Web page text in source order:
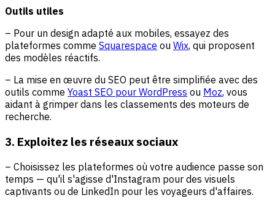
Outils utiles
– Pour un design adapté aux mobiles, essayez des
plateformes comme Squarespace ou Wix, qui proposent
des modèles réactifs.
– La mise en œuvre du SEO peut être simplifiée avec des
outils comme Yoast SEO pour WordPress ou Moz, vous
aidant à grimper dans les classements des moteurs de
recherche.
3. Exploitez les réseaux sociaux
– Choisissez les plateformes où votre audience passe son
temps — qu'il s'agisse d'Instagram pour des visuels
captivants ou de LinkedIn pour les voyageurs d'affaires.